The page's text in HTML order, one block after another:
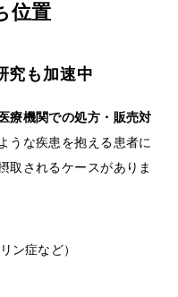
位置
究も加速中
医療機関での処方・販売対
うな疾患を抱える患者に
取されるケースがありま
ン症など）